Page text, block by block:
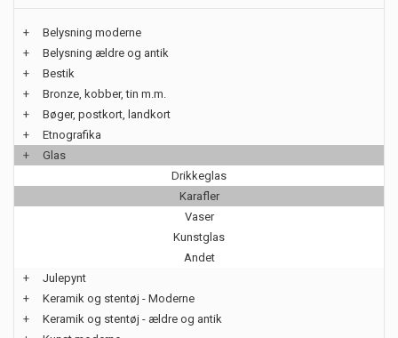
+
Belysning moderne
+
Belysning ældre og antik
+
Bestik
+
Bronze, kobber, tin m.m.
+
Bøger, postkort, landkort
+
Etnografika
+
Glas
Drikkeglas
Karafler
Vaser
Kunstglas
Andet
+
Julepynt
+
Keramik og stentøj - Moderne
+
Keramik og stentøj - ældre og antik